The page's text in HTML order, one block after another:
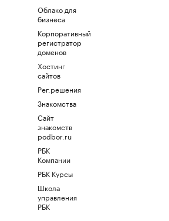
Облако для
бизнеса
Корпоративный
регистратор
доменов
Хостинг
сайтов
Рег.решения
Знакомства
Сайт
знакомств
podbor.ru
РБК
Компании
РБК Курсы
Школа
управления
РБК